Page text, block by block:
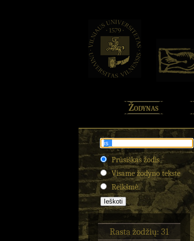
Žodynas
Prūsiškas žodis
Visame žodyno tekste
Reikšmė
Rasta žodžių: 31